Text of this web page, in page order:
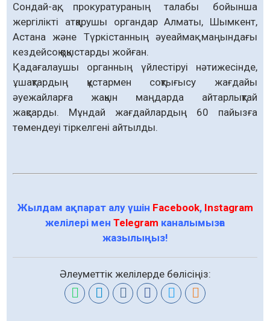
Сондай-ақ, прокуратураның талабы бойынша
жергілікті атқарушы органдар Алматы, Шымкент,
Астана және Түркістанның әуеаймақ маңындағы
кездейсоқ қоқыстарды жойған.
Қадағалаушы органның үйлестіруі нәтижесінде,
ұшақтардың құстармен соқтығысу жағдайы
әуежайларға жақын маңдарда айтарлықтай
жақсарды. Мұндай жағдайлардың 60 пайызға
төмендеуі тіркелгені айтылды.
Жылдам ақпарат алу үшін Facebook, Instagram
желілері мен Telegram каналымызға
жазылыңыз!
Әлеуметтік желілерде бөлісіңіз: